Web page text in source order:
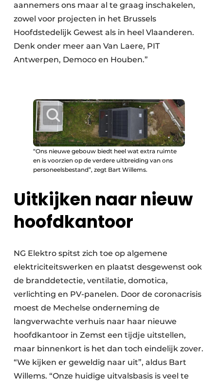
aannemers ons maar al te graag inschakelen,
zowel voor projecten in het Brussels
Hoofdstedelijk Gewest als in heel Vlaanderen.
Denk onder meer aan Van Laere, PIT
Antwerpen, Democo en Houben.”
“Ons nieuwe gebouw biedt heel wat extra ruimte
en is voorzien op de verdere uitbreiding van ons
personeelsbestand”, zegt Bart Willems.
Uitkijken naar nieuw
hoofdkantoor
NG Elektro spitst zich toe op algemene
elektriciteitswerken en plaatst desgewenst ook
de branddetectie, ventilatie, domotica,
verlichting en PV-panelen. Door de coronacrisis
moest de Mechelse onderneming de
langverwachte verhuis naar haar nieuwe
hoofdkantoor in Zemst een tijdje uitstellen,
maar binnenkort is het dan toch eindelijk zover.
“We kijken er geweldig naar uit”, aldus Bart
Willems. “Onze huidige uitvalsbasis is veel te